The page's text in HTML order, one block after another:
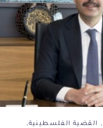
القضية الفلسطينية